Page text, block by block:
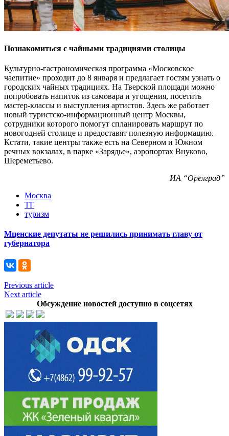
Познакомиться с чайными традициями столицы
Культурно-гастрономическая программа «Московское
чаепитие» проходит до 8 января и предлагает гостям узнать о
городских чайных традициях. На Тверской площади можно
попробовать напиток из самовара и угощения, посетить
мастер-классы и выступления артистов. Здесь же работает
новый туристско-информационный центр Москвы,
сотрудники которого помогут спланировать маршрут по
новогодней столице и предоставят полезную информацию.
Кстати, такие центры также есть на Северном и Южном
речных вокзалах, в парке «Зарядье», аэропортах Внуково,
Шереметьево.
ИА “Орелград”
Москва
ТГ
туризм
Мценские депутаты не решились принимать главу от
губернатора
Previous article
Next article
Обсуждение новостей доступно в соцсетях